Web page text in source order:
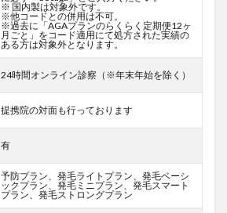
※ 国内製は対象外です。
※他コードとの併用は不可。
※過去に「AGAプランのらくらく定期便12ヶ
月ごと」をコード適用にて処方された実績の
ある方は対象外となります。
24時間オンライン診察（※年末年始を除く）
提携院の対面も行っております
有
予防プラン、発毛ライトプラン、発毛ベーシ
ックプラン、発毛ミニプラン、発毛スマート
プラン、発毛ストロングプラン